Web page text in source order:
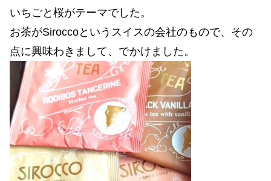
いちごと桜がテーマでした。
お茶がSiroccoというスイスの会社のもので、その
点に興味わきまして、でかけました。